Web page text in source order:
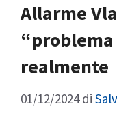
Allarme
realmente
01/12/2024 di